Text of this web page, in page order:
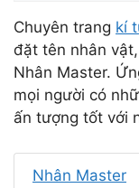
Chuyên trang kí
đặt tên nhân
Nhân Master.
mọi người có
ấn tượng tốt với
Nhân Master